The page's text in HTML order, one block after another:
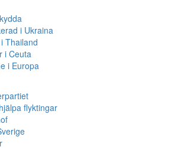
i Ukraina
Thailand
i Ceuta
i Europa
flyktingar